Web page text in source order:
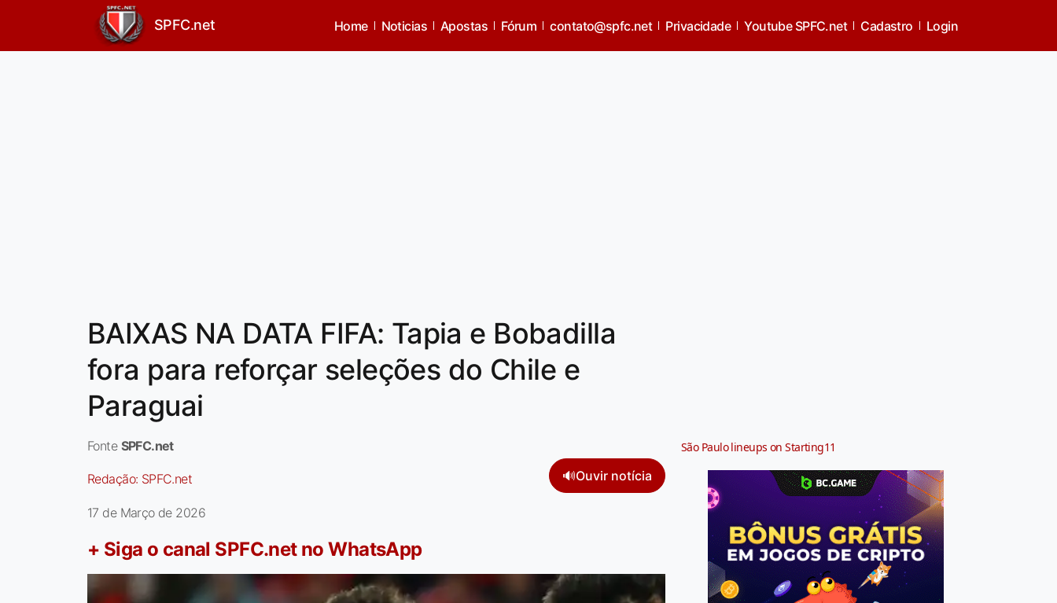
SPFC.net Home Noticias Apostas Fórum contato@spfc.net Privacidade Youtube SPFC.net Cadastro Login
BAIXAS NA DATA FIFA: Tapia e Bobadilla
fora para reforçar seleções do Chile e
Paraguai
Fonte SPFC.net
Redação: SPFC.net 🔊Ouvir notícia
17 de Março de 2026
+ Siga o canal SPFC.net no WhatsApp
São Paulo lineups on Starting11